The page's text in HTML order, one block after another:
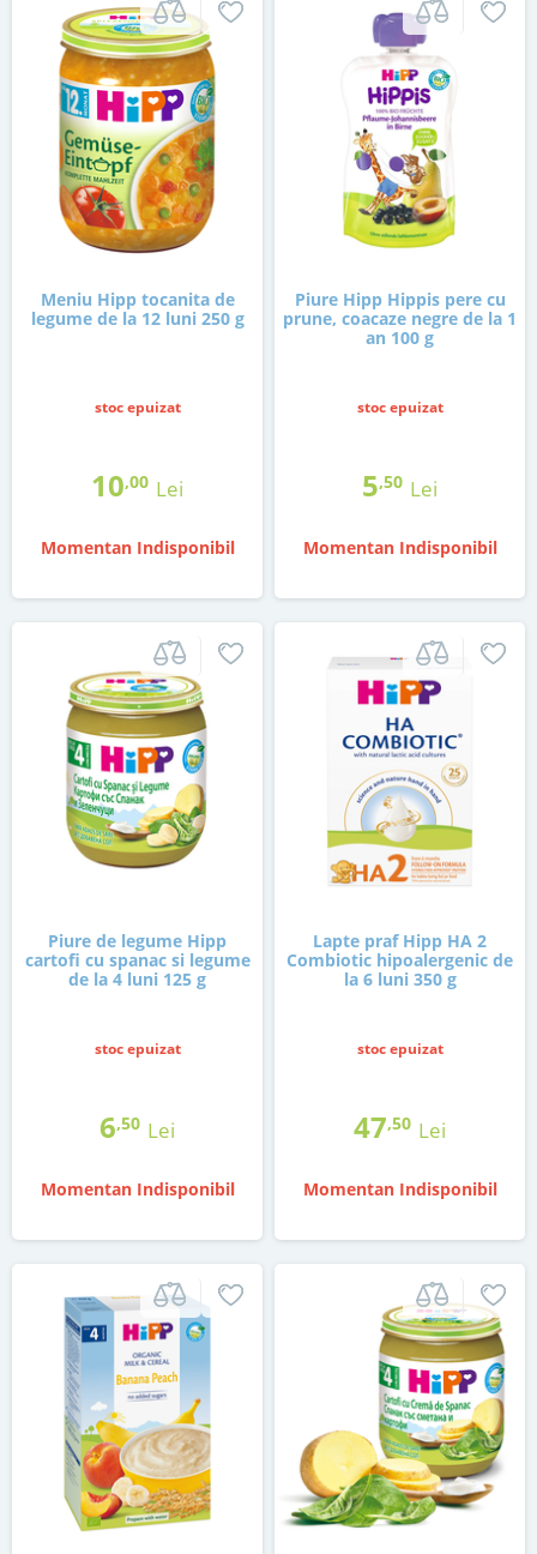
Meniu Hipp tocanita de
legume de la 12 luni 250 g
stoc epuizat
10,00 Lei
Momentan Indisponibil
Piure Hipp Hippis pere cu
prune, coacaze negre de la 1
an 100 g
stoc epuizat
5,50 Lei
Momentan Indisponibil
Piure de legume Hipp
cartofi cu spanac si legume
de la 4 luni 125 g
stoc epuizat
6,50 Lei
Momentan Indisponibil
Lapte praf Hipp HA 2
Combiotic hipoalergenic de
la 6 luni 350 g
stoc epuizat
47,50 Lei
Momentan Indisponibil